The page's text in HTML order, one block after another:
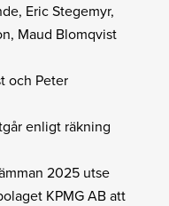
Eric Stegemyr,
Maud Blomqvist
och Peter
enligt räkning
2025 utse
KPMG AB att